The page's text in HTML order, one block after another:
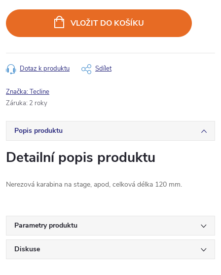
cena:
VLOŽIT DO KOŠÍKU
Dotaz k produktu Sdílet
Značka:Tecline
Záruka: 2 roky
Popis produktu
Detailní popis produktu
Nerezová karabina na stage, apod, celková délka 120 mm.
Parametry produktu
Diskuse